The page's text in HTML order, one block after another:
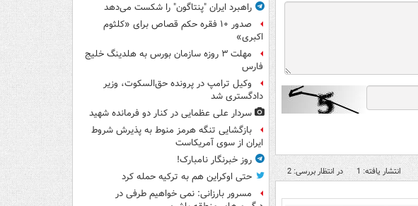
انتشار یافته: 1 در انتظار بررسی: 2
راهبرد ایران "پنتاگون" را شکست می‌دهد
صدور ۱۰ فقره حکم قصاص برای «کلثوم
اکبری»
مهلت ۳ روزه سازمان بورس به هلدینگ خلیج
فارس
وکیل ترامپ در پرونده حق‌السکوت، وزیر
دادگستری شد
سردار علی عظمایی در کنار دو فرمانده شهید
بازگشایی تنگه هرمز منوط به پذیرش شروط
ایران از سوی آمریکاست
روز خبرنگار نامبارک!
حتی اوکراین هم به ترکیه حمله کرد
مسرور بارزانی: نمی خواهیم طرفی در